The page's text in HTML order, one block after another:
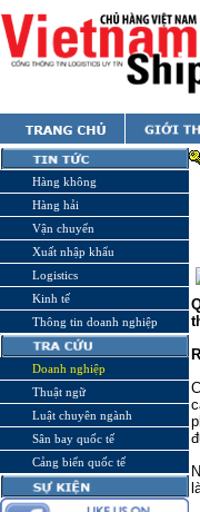
Hàng không
Hàng hải
Vận chuyển
Xuất nhập khẩu
Logistics
Kinh tế
Thông tin doanh nghiệp
Doanh nghiệp
Thuật ngữ
Luật chuyên ngành
Sân bay quốc tế
Cảng biển quốc tế